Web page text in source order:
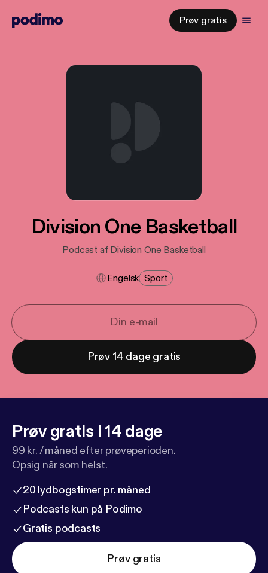
Prøv gratis
Division One Basketball
Podcast af Division One Basketball
Engelsk Sport
Prøv 14 dage gratis
Prøv gratis i 14 dage
99 kr. / måned efter prøveperioden.
Opsig når som helst.
20 lydbogstimer pr. måned
Podcasts kun på Podimo
Gratis podcasts
Prøv gratis